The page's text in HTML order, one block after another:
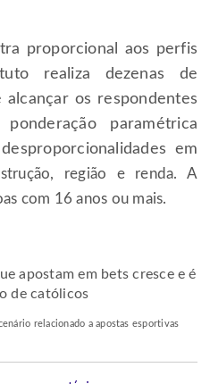
proporcional aos perfis
realiza dezenas de
os respondentes
paramétrica
em
região e renda. A
com 16 anos ou mais.
relacionado a apostas esportivas